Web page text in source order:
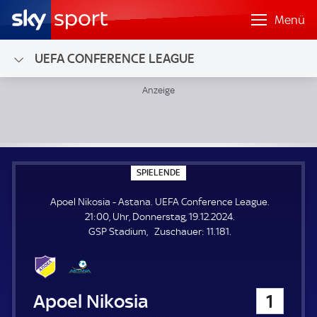
Menü
UEFA CONFERENCE LEAGUE
SPIELENDE
P
E
E
N
Apoel Nikosia - Astana. UEFA Conference League.
21:00, Uhr, Donnerstag, 19.12.2024.
GSP Stadium
Zuschauer: Z
11.181.
Apoel Nikosia 1